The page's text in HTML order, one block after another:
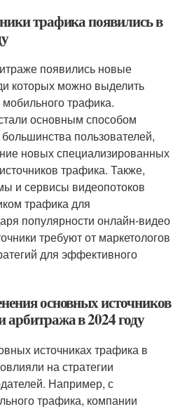
трафика появились в
появились новые
которых можно выделить
трафика.
основным способом
пользователей,
новых специализированных
трафика. Также,
и сервисы видеопотоков
трафика для
популярности онлайн-видео
требуют от маркетологов
для эффективного
основных источников
арбитража в 2024 году
источниках трафика в
на стратегии
Например, с
трафика, компании